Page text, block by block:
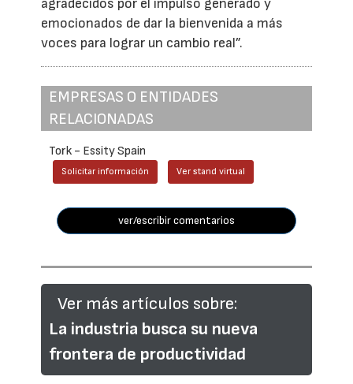
emocionados de dar la bienvenida a más
voces para lograr un cambio real”.
EMPRESAS O ENTIDADES
RELACIONADAS
Tork - Essity Spain
Solicitar información Ver stand virtual
ver/escribir comentarios
Ver más artículos sobre:
La industria busca su nueva
frontera de productividad